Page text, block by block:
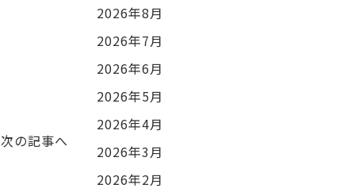
次の記事へ
2026年8月
2026年7月
2026年6月
2026年5月
2026年4月
2026年3月
2026年2月